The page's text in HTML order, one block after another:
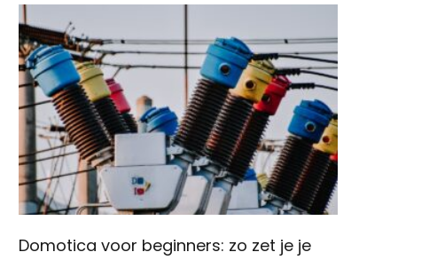
Domotica voor beginners: zo zet je je